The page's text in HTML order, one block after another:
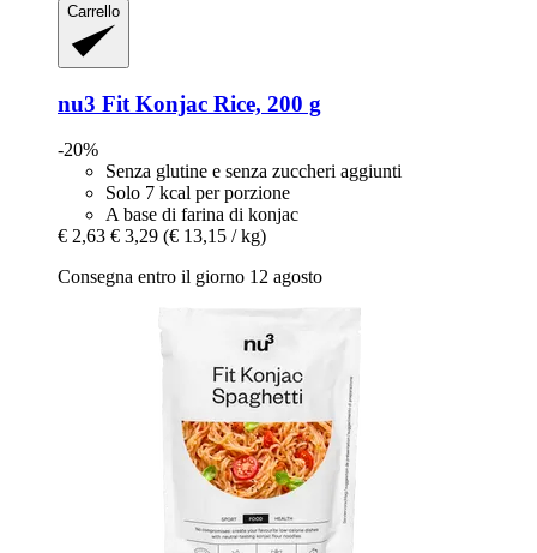
Carrello
nu3 Fit Konjac Rice, 200 g
-20%
Senza glutine e senza zuccheri aggiunti
Solo 7 kcal per porzione
A base di farina di konjac
€ 2,63 € 3,29 (€ 13,15 / kg)
Consegna entro il giorno 12 agosto